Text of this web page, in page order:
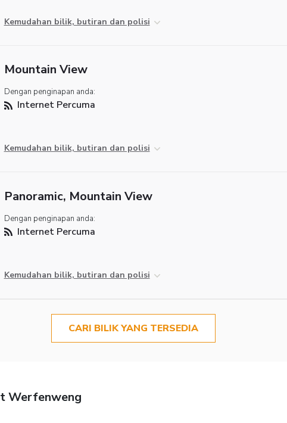
Kemudahan bilik, butiran dan polisi
Mountain View
Dengan penginapan anda:
Internet Percuma
Kemudahan bilik, butiran dan polisi
Panoramic, Mountain View
Dengan penginapan anda:
Internet Percuma
Kemudahan bilik, butiran dan polisi
CARI BILIK YANG TERSEDIA
Werfenweng